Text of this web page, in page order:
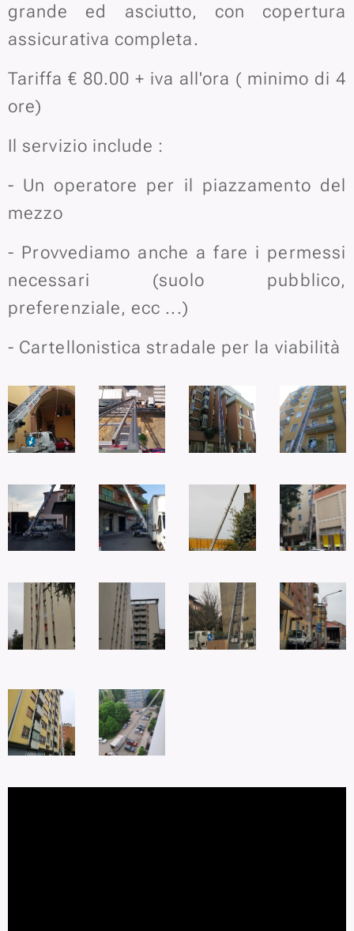
grande ed asciutto, con copertura
assicurativa completa.
Tariffa € 80.00 + iva all'ora ( minimo di 4
ore)
Il servizio include :
- Un operatore per il piazzamento del
mezzo
- Provvediamo anche a fare i permessi
necessari (suolo pubblico,
preferenziale, ecc ...)
- Cartellonistica stradale per la viabilità